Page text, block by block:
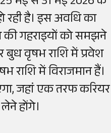
है। इस अवधि का
गहराइयों को समझने
बुध वृषभ राशि में प्रवेश
राशि में विराजमान हैं।
जहां एक तरफ करियर
होंगे।